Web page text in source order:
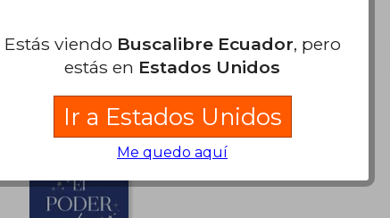
45%
dcto.
Estás viendo Buscalibre Ecuador, pero
estás en Estados Unidos
Ir a Estados Unidos
Me quedo aquí